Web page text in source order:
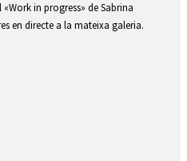
in progress» de Sabrina
en directe a la mateixa galeria.